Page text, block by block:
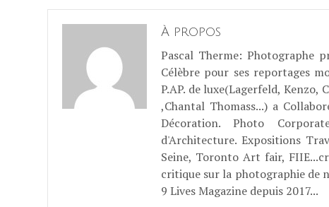
À propos
Pascal Therme: Photographe
Célèbre pour ses reportages
P.AP. de luxe(Lagerfeld, Kenzo,
,Chantal Thomass...) a
Décoration. Photo
d'Architecture. Expositions
Seine, Toronto Art fair,
critique sur la photographie de
9 Lives Magazine depuis 2017...